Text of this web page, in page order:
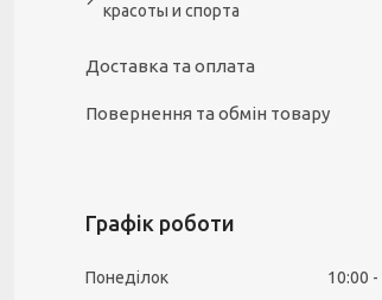
красоты и спорта
Доставка та оплата
Повернення та обмін товару
Графік роботи
Понеділок 10:00